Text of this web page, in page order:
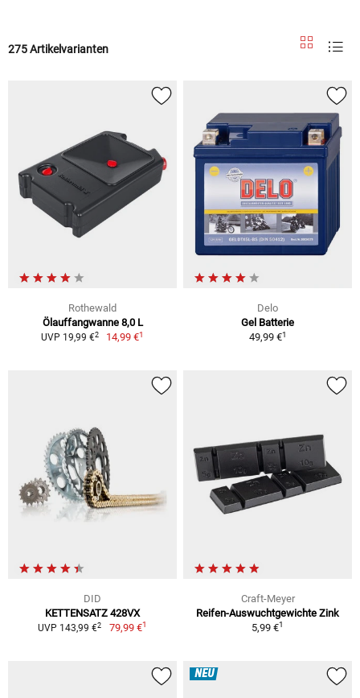
275 Artikelvarianten
Rothewald
Ölauffangwanne 8,0 L
UVP 19,99 €2 14,99 €1
Delo
Gel Batterie
49,99 €1
DID
KETTENSATZ 428VX
UVP 143,99 €2 79,99 €1
Craft-Meyer
Reifen-Auswuchtgewichte Zink
5,99 €1
NEU